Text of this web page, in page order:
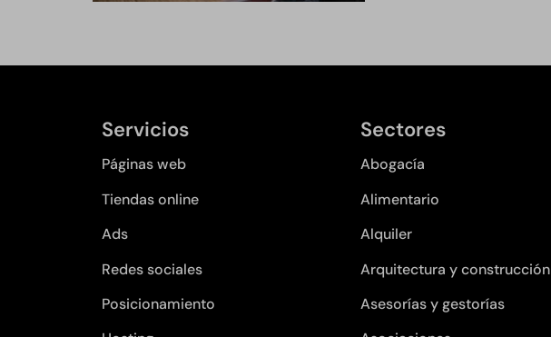
Servicios
Páginas web
Tiendas online
Ads
Redes sociales
Posicionamiento
Sectores
Abogacía
Alimentario
Alquiler
Arquitectura y construcción
Asesorías y gestorías